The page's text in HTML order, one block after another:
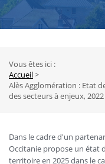
Vous êtes ici :
Fil
d'Ariane
Accueil
Alès Agglomération : Etat
des secteurs à enjeux, 2022
Dans le cadre d'un
Occitanie propose un état
territoire en 2025 dans le